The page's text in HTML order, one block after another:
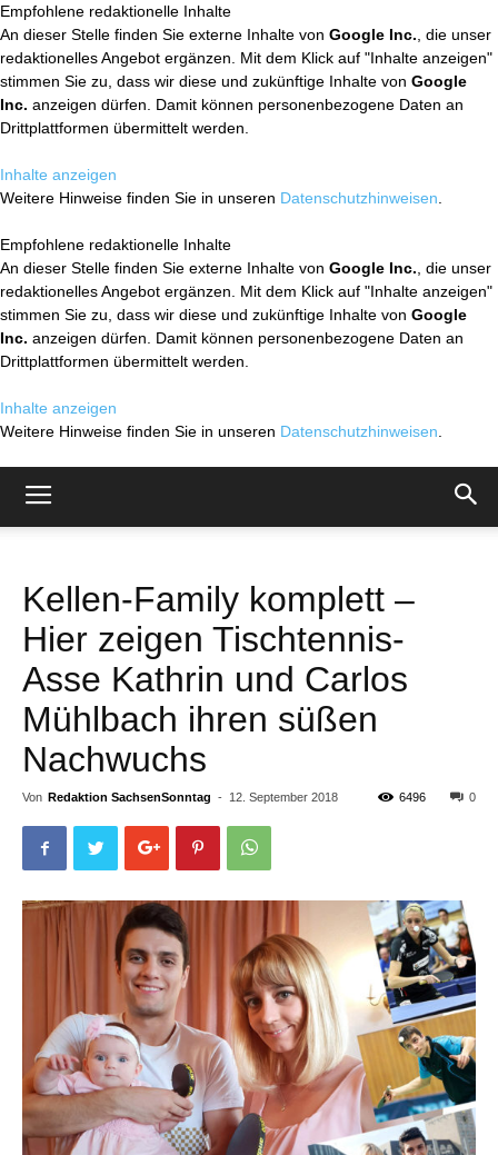
Empfohlene redaktionelle Inhalte
An dieser Stelle finden Sie externe Inhalte von Google Inc. , die unser
redaktionelles Angebot ergänzen. Mit dem Klick auf "Inhalte anzeigen"
stimmen Sie zu, dass wir diese und zukünftige Inhalte von Google
Inc. anzeigen dürfen. Damit können personenbezogene Daten an
Drittplattformen übermittelt werden.
Inhalte anzeigen
Weitere Hinweise finden Sie in unseren Datenschutzhinweisen
Empfohlene redaktionelle Inhalte
An dieser Stelle finden Sie externe Inhalte von Google Inc. , die unser
redaktionelles Angebot ergänzen. Mit dem Klick auf "Inhalte anzeigen"
stimmen Sie zu, dass wir diese und zukünftige Inhalte von Google
Inc. anzeigen dürfen. Damit können personenbezogene Daten an
Drittplattformen übermittelt werden.
Inhalte anzeigen
Weitere Hinweise finden Sie in unseren Datenschutzhinweisen
Kellen-Family komplett –
Hier zeigen Tischtennis-
Asse Kathrin und Carlos
Mühlbach ihren süßen
Nachwuchs
Von Redaktion SachsenSonntag - 12. September 2018 0
6496